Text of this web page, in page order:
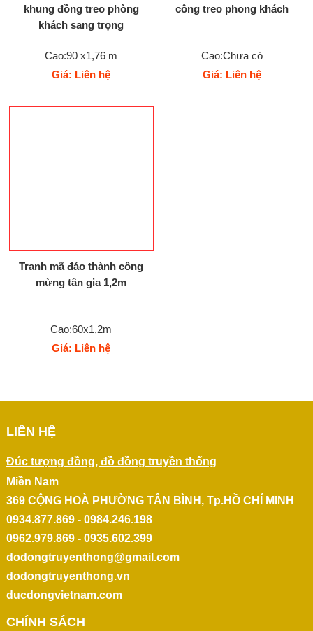
khung đồng treo phòng
khách sang trọng
Cao:90 x1,76 m
Giá: Liên hệ
công treo phong khách
Cao:Chưa có
Giá: Liên hệ
Tranh mã đáo thành công
mừng tân gia 1,2m
Cao:60x1,2m
Giá: Liên hệ
LIÊN HỆ
Đúc tượng đồng, đồ đồng truyền thống
Miền Nam
369 CỘNG HOÀ PHƯỜNG TÂN BÌNH, Tp.HỒ CHÍ MINH
0934.877.869 - 0984.246.198
0962.979.869 - 0935.602.399
dodongtruyenthong@gmail.com
dodongtruyenthong.vn
ducdongvietnam.com
CHÍNH SÁCH